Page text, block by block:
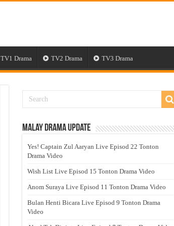
TV1 Drama TV2 Drama TV3 Drama
Malay Drama Update
Yes! Captain Zul Aaryan Live Episod 22 Tonton
Drama Video
Wish List Live Episod 15 Tonton Drama Video
Anom Suraya Live Episod 11 Tonton Drama Video
Bulan Henti Bicara Live Episod 9 Tonton Drama
Video